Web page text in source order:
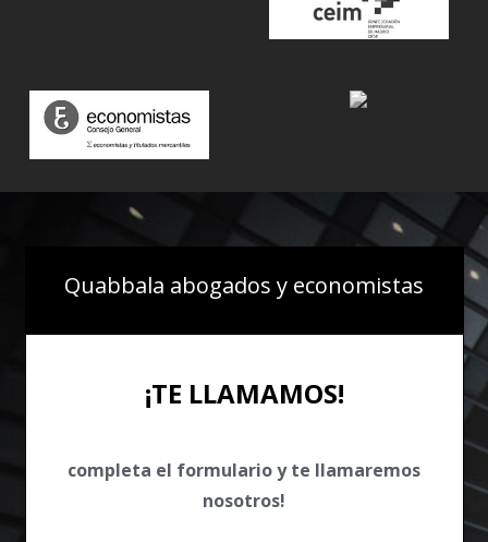
Quabbala abogados y economistas
¡TE LLAMAMOS!
completa el formulario y te llamaremos
nosotros!